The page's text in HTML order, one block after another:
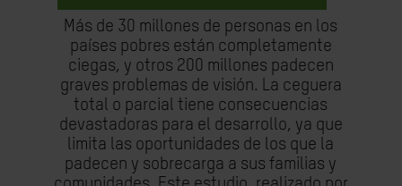
Más de 30 millones de personas en los
países pobres están completamente
ciegas, y otros 200 millones padecen
graves problemas de visión. La ceguera
total o parcial tiene consecuencias
devastadoras para el desarrollo, ya que
limita las oportunidades de los que la
padecen y sobrecarga a sus familias y